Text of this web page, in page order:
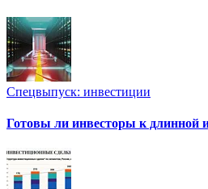
Спецвыпуск: инвестиции
Готовы ли инвесторы к длинной